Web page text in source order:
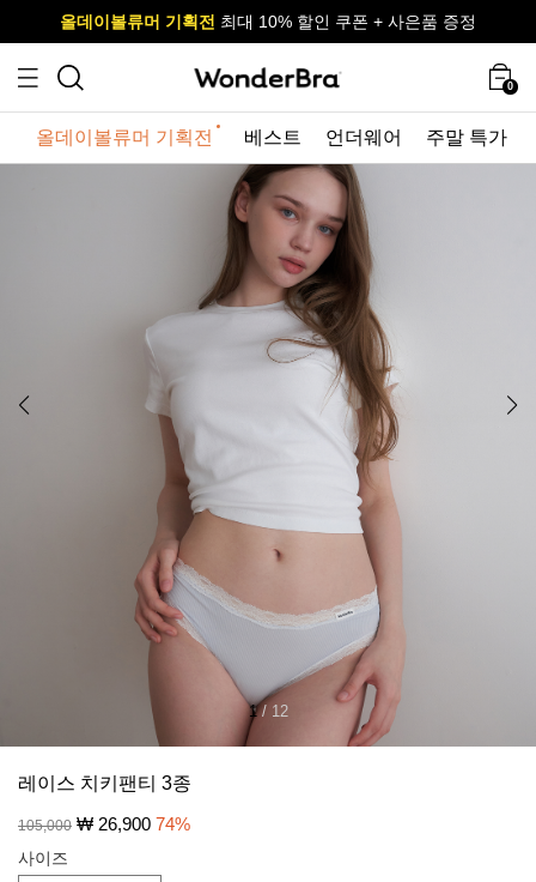
사이즈 무료 교환 서비스
올데이볼류머 기획전 최대 10% 할인 쿠폰 + 사은품 증정
사이즈 무료 교환 서비스
올데이볼류머 기획전
0
올데이볼류머 기획전 베스트 언더웨어 주말 특가
1/ 12
레이스 치키팬티 3종
105,000 ₩ 26,900 74%
사이즈